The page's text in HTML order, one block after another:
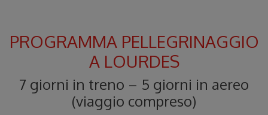
PROGRAMMA PELLEGRINAGGIO
A LOURDES
7 giorni in treno – 5 giorni in aereo
(viaggio compreso)